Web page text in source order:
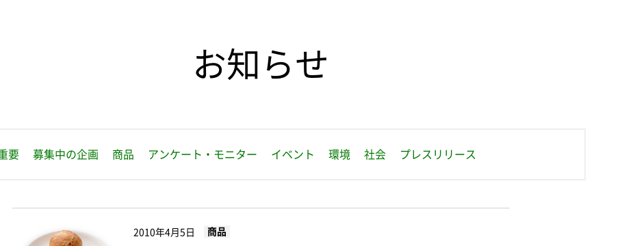
お知らせ
要 募集中の企画 商品 アンケート・モニター イベント 環境 社会 プレスリリース
2010年4月5日 商品